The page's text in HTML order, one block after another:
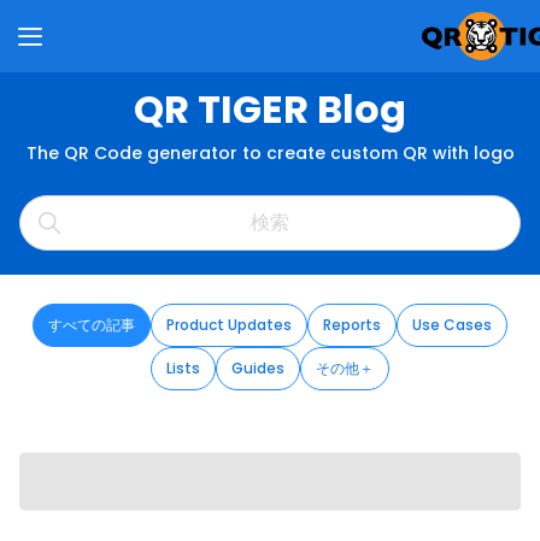
QR TIGER Blog
The QR Code generator to create custom QR with logo
すべての記事 Product Updates Reports Use Cases
Lists Guides その他＋